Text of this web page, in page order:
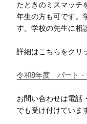
たときのミスマッチ
年生の方も可です。
す。学校の先生に相
詳細はこちらをクリ
令和8年度 パート・
お問い合わせは電話
でも受け付けていま